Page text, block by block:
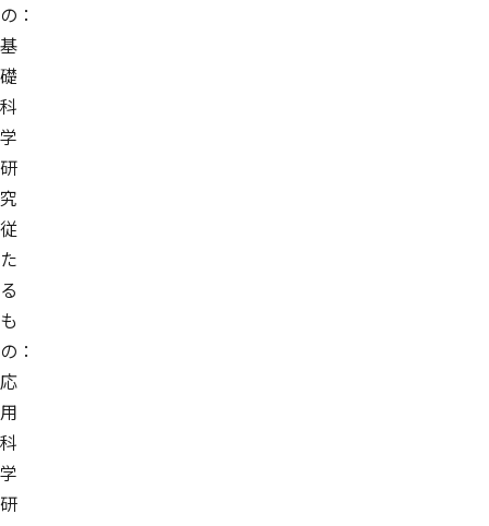
の：
基
礎
科
学
研
究
従
た
る
も
の：
応
用
科
学
研